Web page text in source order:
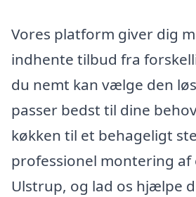
Vores platform giver dig
indhente tilbud fra
du nemt kan vælge den
passer bedst til dine
køkken til et behageligt
professionel montering
Ulstrup, og lad os hjælpe